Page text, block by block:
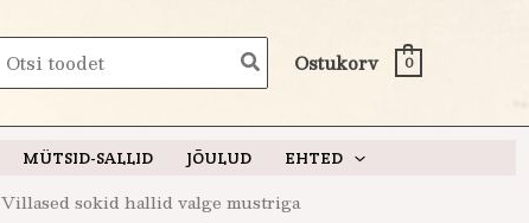
Search
Ostukorv 0
MÜTSID-SALLID JÕULUD EHTED
sokid hallid valge mustriga